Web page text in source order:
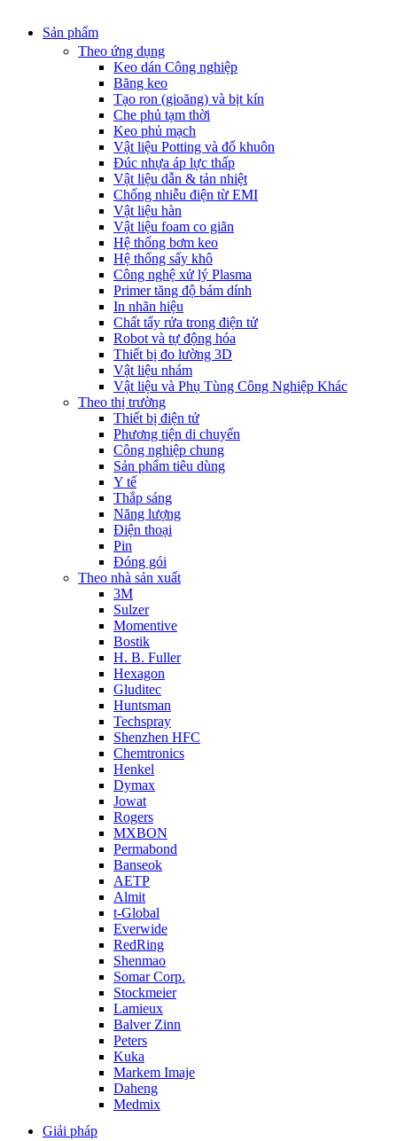
Sản phẩm
Theo ứng dụng
Keo dán Công nghiệp
Băng keo
Tạo ron (gioăng) và bịt kín
Che phủ tạm thời
Keo phủ mạch
Vật liệu Potting và đổ khuôn
Đúc nhựa áp lực thấp
Vật liệu dẫn & tản nhiệt
Chống nhiễu điện từ EMI
Vật liệu hàn
Vật liệu foam co giãn
Hệ thống bơm keo
Hệ thống sấy khô
Công nghệ xử lý Plasma
Primer tăng độ bám dính
In nhãn hiệu
Chất tẩy rửa trong điện tử
Robot và tự động hóa
Thiết bị đo lường 3D
Vật liệu nhám
Vật liệu và Phụ Tùng Công Nghiệp Khác
Theo thị trường
Thiết bị điện tử
Phương tiện di chuyển
Công nghiệp chung
Sản phẩm tiêu dùng
Y tế
Thắp sáng
Năng lượng
Điện thoại
Pin
Đóng gói
Theo nhà sản xuất
3M
Sulzer
Momentive
Bostik
H. B. Fuller
Hexagon
Gluditec
Huntsman
Techspray
Shenzhen HFC
Chemtronics
Henkel
Dymax
Jowat
Rogers
MXBON
Permabond
Banseok
AETP
Almit
t-Global
Everwide
RedRing
Shenmao
Somar Corp.
Stockmeier
Lamieux
Balver Zinn
Peters
Kuka
Markem Imaje
Daheng
Medmix
Giải pháp